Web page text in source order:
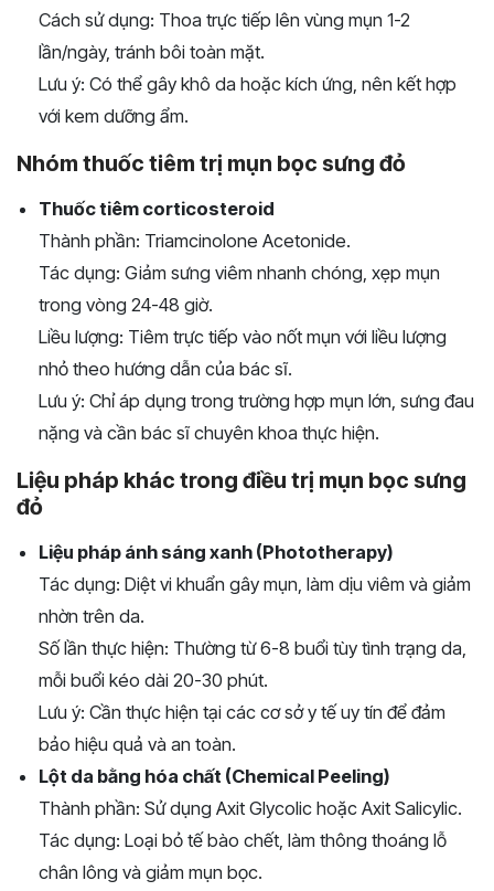
Cách sử dụng: Thoa trực tiếp lên vùng mụn 1-2
lần/ngày, tránh bôi toàn mặt.
Lưu ý: Có thể gây khô da hoặc kích ứng, nên kết hợp
với kem dưỡng ẩm.
Nhóm thuốc tiêm trị mụn bọc sưng đỏ
Thuốc tiêm corticosteroid
Thành phần: Triamcinolone Acetonide.
Tác dụng: Giảm sưng viêm nhanh chóng, xẹp mụn
trong vòng 24-48 giờ.
Liều lượng: Tiêm trực tiếp vào nốt mụn với liều lượng
nhỏ theo hướng dẫn của bác sĩ.
Lưu ý: Chỉ áp dụng trong trường hợp mụn lớn, sưng đau
nặng và cần bác sĩ chuyên khoa thực hiện.
Liệu pháp khác trong điều trị mụn bọc sưng
đỏ
Liệu pháp ánh sáng xanh (Phototherapy)
Tác dụng: Diệt vi khuẩn gây mụn, làm dịu viêm và giảm
nhờn trên da.
Số lần thực hiện: Thường từ 6-8 buổi tùy tình trạng da,
mỗi buổi kéo dài 20-30 phút.
Lưu ý: Cần thực hiện tại các cơ sở y tế uy tín để đảm
bảo hiệu quả và an toàn.
Lột da bằng hóa chất (Chemical Peeling)
Thành phần: Sử dụng Axit Glycolic hoặc Axit Salicylic.
Tác dụng: Loại bỏ tế bào chết, làm thông thoáng lỗ
chân lông và giảm mụn bọc.